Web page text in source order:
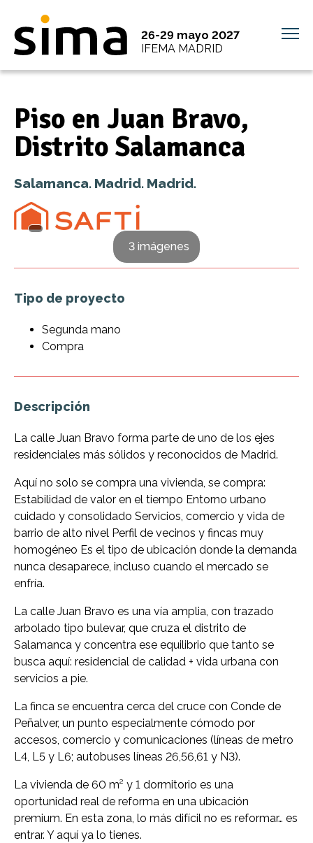
26-29 mayo 2027
IFEMA MADRID
Piso en Juan Bravo,
Distrito Salamanca
Salamanca. Madrid. Madrid.
3 imágenes
Tipo de proyecto
Segunda mano
Compra
Descripción
La calle Juan Bravo forma parte de uno de los ejes
residenciales más sólidos y reconocidos de Madrid.
Aquí no solo se compra una vivienda, se compra:
Estabilidad de valor en el tiempo Entorno urbano
cuidado y consolidado Servicios, comercio y vida de
barrio de alto nivel Perfil de vecinos y fincas muy
homogéneo Es el tipo de ubicación donde la demanda
nunca desaparece, incluso cuando el mercado se
enfría.
La calle Juan Bravo es una vía amplia, con trazado
arbolado tipo bulevar, que cruza el distrito de
Salamanca y concentra ese equilibrio que tanto se
busca aquí: residencial de calidad + vida urbana con
servicios a pie.
La finca se encuentra cerca del cruce con Conde de
Peñalver, un punto especialmente cómodo por
accesos, comercio y comunicaciones (líneas de metro
L4, L5 y L6; autobuses líneas 26,56,61 y N3).
La vivienda de 60 m² y 1 dormitorio es una
oportunidad real de reforma en una ubicación
premium. En esta zona, lo más difícil no es reformar… es
entrar. Y aquí ya lo tienes.